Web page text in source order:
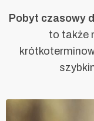
Pobyt czasowy
to także